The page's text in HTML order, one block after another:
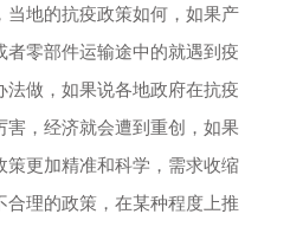
当地的抗疫政策如何，如果产
零部件运输途中的就遇到疫
做，如果说各地政府在抗疫
，经济就会遭到重创，如果
更加精准和科学，需求收缩
理的政策，在某种程度上推